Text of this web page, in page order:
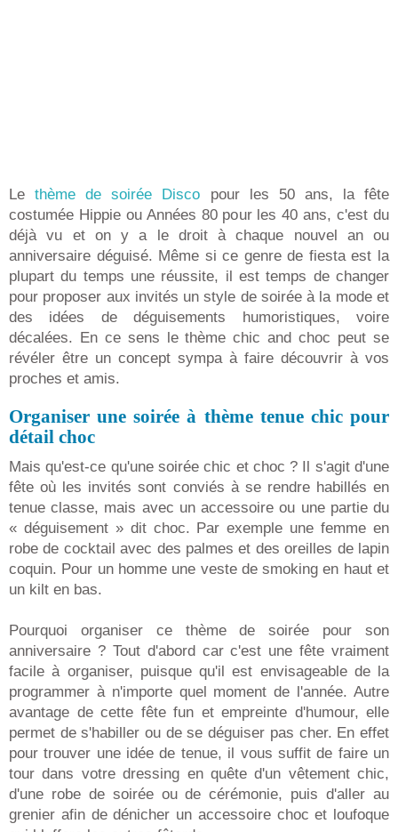
Lethème de soirée Disco pour les 50 ans, la fête
costumée Hippie ou Années 80 pour les 40 ans, c'est du
déjà vu et on y a le droit à chaque nouvel an ou
anniversaire déguisé. Même si ce genre de fiesta est la
plupart du temps une réussite, il est temps de changer
pour proposer aux invités un style de soirée à la mode et
des idées de déguisements humoristiques, voire
décalées. En ce sens le thème chic and choc peut se
révéler être un concept sympa à faire découvrir à vos
proches et amis.
Organiser une soirée à thème tenue chic pour
détail choc
Mais qu'est-ce qu'une soirée chic et choc ? Il s'agit d'une
fête où les invités sont conviés à se rendre habillés en
tenue classe, mais avec un accessoire ou une partie du
« déguisement » dit choc. Par exemple une femme en
robe de cocktail avec des palmes et des oreilles de lapin
coquin. Pour un homme une veste de smoking en haut et
un kilt en bas.
Pourquoi organiser ce thème de soirée pour son
anniversaire ? Tout d'abord car c'est une fête vraiment
facile à organiser, puisque qu'il est envisageable de la
programmer à n'importe quel moment de l'année. Autre
avantage de cette fête fun et empreinte d'humour, elle
permet de s'habiller ou de se déguiser pas cher. En effet
pour trouver une idée de tenue, il vous suffit de faire un
tour dans votre dressing en quête d'un vêtement chic,
d'une robe de soirée ou de cérémonie, puis d'aller au
grenier afin de dénicher un accessoire choc et loufoque